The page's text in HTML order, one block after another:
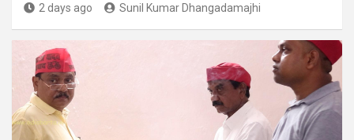
2 days ago Sunil Kumar Dhangadamajhi